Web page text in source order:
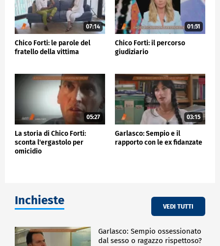
07:14
Chico Forti: le parole del
fratello della vittima
01:51
Chico Forti: il percorso
giudiziario
05:27
La storia di Chico Forti:
sconta l'ergastolo per
omicidio
03:15
Garlasco: Sempio e il
rapporto con le ex fidanzate
Inchieste VEDI TUTTI
Garlasco: Sempio ossessionato
dal sesso o ragazzo rispettoso?